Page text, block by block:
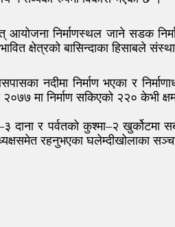
आयोजना निर्माणस्थल जाने सडक
क्षेत्रको बासिन्दाका हिसाबले
नदीमा निर्माण भएका र
मा निर्माण सकिएको २२० केभी
दाना र पर्वतको कुश्मा–२
रहनुभएका घलेम्दीखोलाका